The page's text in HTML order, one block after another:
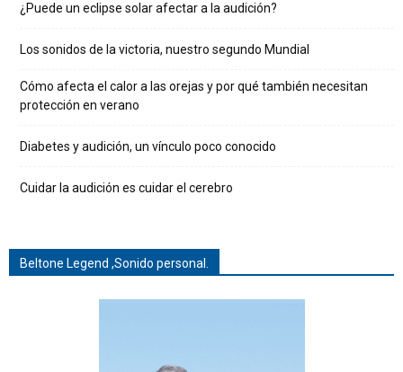
¿Puede un eclipse solar afectar a la audición?
Los sonidos de la victoria, nuestro segundo Mundial
Cómo afecta el calor a las orejas y por qué también necesitan
protección en verano
Diabetes y audición, un vínculo poco conocido
Cuidar la audición es cuidar el cerebro
Beltone Legend ,Sonido personal.